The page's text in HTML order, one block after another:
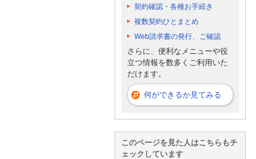
契約確認・各種お手続き
複数契約ひとまとめ
Web請求書の発行、ご確認
さらに、便利なメニューや役
立つ情報を数多くご利用いた
だけます。
何ができるか見てみる
このページを見た人はこちらもチ
ェックしています